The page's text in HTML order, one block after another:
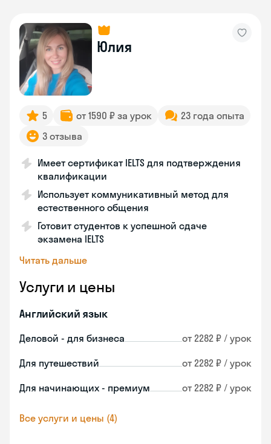
Юлия
5 от 1590 ₽ за урок
23 года опыта
3 отзыва
Имеет сертификат IELTS для подтверждения
квалификации
Использует коммуникативный метод для
естественного общения
Готовит студентов к успешной сдаче
экзамена IELTS
Читать дальше
Услуги и цены
Английский язык
Деловой - для бизнеса от 2282 ₽ / урок
Для путешествий от 2282 ₽ / урок
Для начинающих - премиум от 2282 ₽ / урок
Все услуги и цены (4)